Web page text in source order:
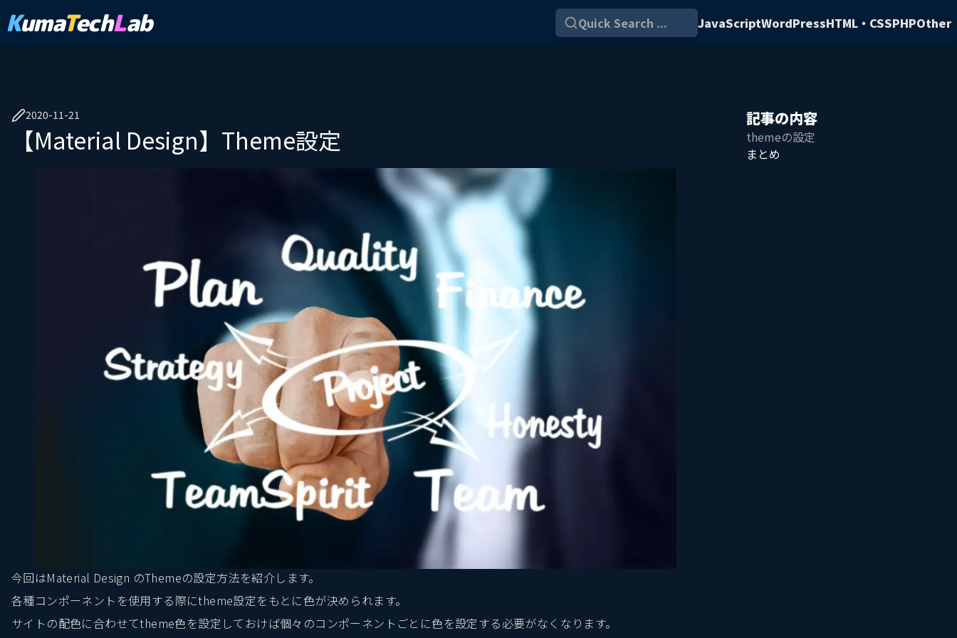
KumaTechLab Quick Search ... JavaScriptWordPressHTML・CSSPHPOther
2020-11-21
【Material Design】Theme設定
今回はMaterial Design のThemeの設定方法を紹介します。
各種コンポーネントを使用する際にtheme設定をもとに色が決められます。
サイトの配色に合わせてtheme色を設定しておけば個々のコンポーネントごとに色を設定する必要がなくなります。
記事の内容
themeの設定
まとめ